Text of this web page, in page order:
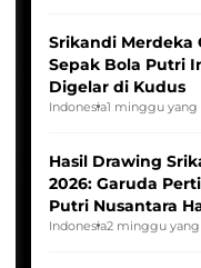
Srikandi Merdeka
Sepak Bola Putri
Digelar di Kudus
Indonesia1 minggu yang
Hasil Drawing
2026: Garuda
Putri Nusantara
Indonesia2 minggu